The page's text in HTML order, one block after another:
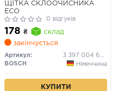
ЩІТКА СКЛООЧИСНИКА
ECO
0 відгуків
178 ₴
склад
закінчується
Артикул:
3 397 004 670
BOSCH
Німеччина
КУПИТИ